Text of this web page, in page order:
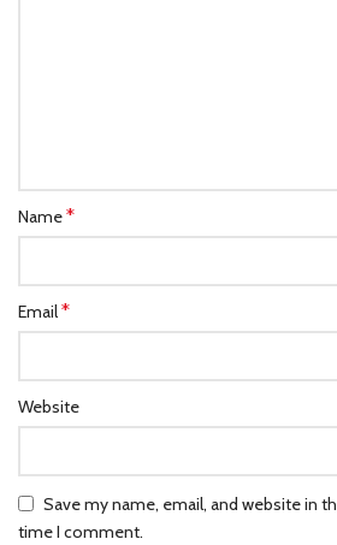
Name*
Email*
Website
Save my name, email, and website in
time I comment.